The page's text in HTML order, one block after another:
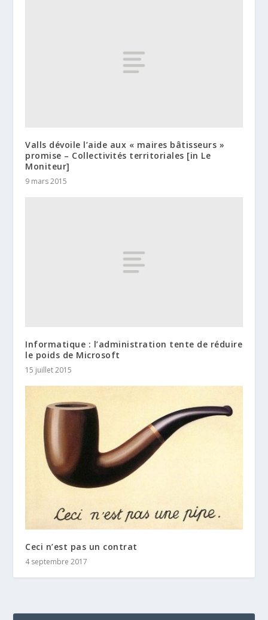
Valls dévoile l’aide aux « maires bâtisseurs »
promise – Collectivités territoriales [in Le
Moniteur]
9 mars 2015
Informatique : l’administration tente de réduire
le poids de Microsoft
15 juillet 2015
Ceci n’est pas un contrat
4 septembre 2017